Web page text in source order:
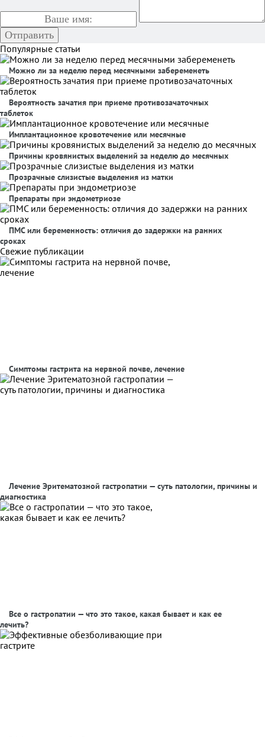
Популярные статьи
Можно ли за неделю перед месячными забеременеть
Вероятность зачатия при приеме противозачаточных
таблеток
Имплантационное кровотечение или месячные
Причины кровянистых выделений за неделю до месячных
Прозрачные слизистые выделения из матки
Препараты при эндометриозе
ПМС или беременность: отличия до задержки на ранних
сроках
Свежие публикации
Симптомы гастрита на нервной почве, лечение
Лечение Эритематозной гастропатии — суть патологии, причины и
диагностика
Все о гастропатии — что это такое, какая бывает и как ее
лечить?